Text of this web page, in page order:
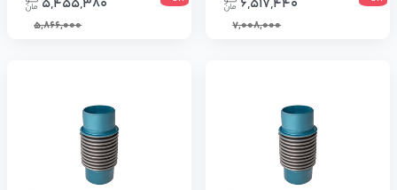
7,008,000
5,866,000